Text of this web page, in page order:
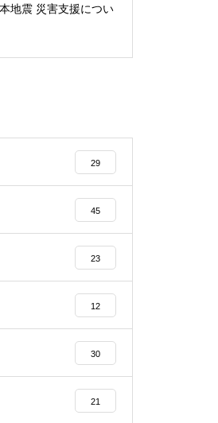
育プロジェクトの一
☆フェス神栖 202
されました
ラーズ ホームタウン
栖の日」で神栖市の
！
地震 災害支援につい
29
45
23
12
30
21